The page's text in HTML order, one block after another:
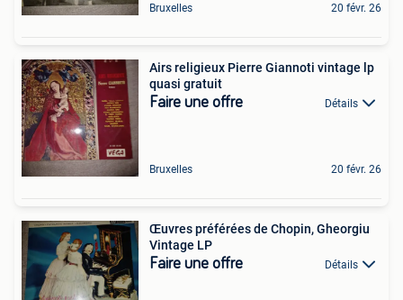
Bruxelles 20 févr. 26
Airs religieux Pierre Giannoti vintage lp
quasi gratuit
Faire une offre Détails
Bruxelles 20 févr. 26
Œuvres préférées de Chopin, Gheorgiu
Vintage LP
Faire une offre Détails